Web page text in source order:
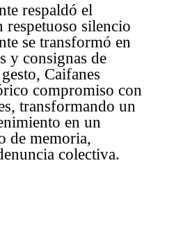
respaldó el
respetuoso silencio
se transformó en
y consignas de
Caifanes
compromiso con
transformando un
en un
de memoria,
colectiva.